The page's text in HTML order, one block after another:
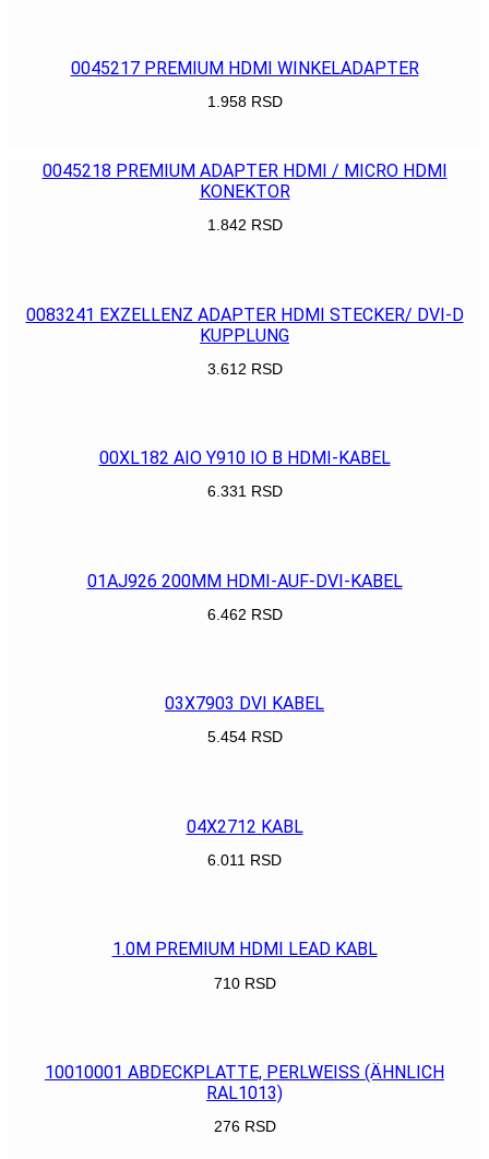
0045217 PREMIUM HDMI WINKELADAPTER
1.958 RSD
0045218 PREMIUM ADAPTER HDMI / MICRO HDMI
KONEKTOR
1.842 RSD
0083241 EXZELLENZ ADAPTER HDMI STECKER/ DVI-D
KUPPLUNG
3.612 RSD
00XL182 AIO Y910 IO B HDMI-KABEL
6.331 RSD
01AJ926 200MM HDMI-AUF-DVI-KABEL
6.462 RSD
03X7903 DVI KABEL
5.454 RSD
04X2712 KABL
6.011 RSD
1.0M PREMIUM HDMI LEAD KABL
710 RSD
10010001 ABDECKPLATTE, PERLWEISS (ÄHNLICH
RAL1013)
276 RSD